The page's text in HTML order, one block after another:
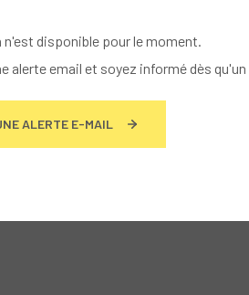
n'est disponible pour le moment.
email et soyez informé dès
ALERTE E-MAIL